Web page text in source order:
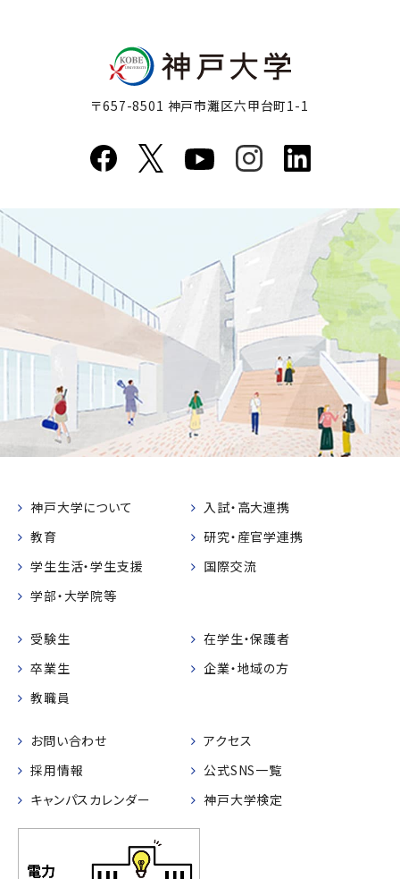
〒657-8501 神戸市灘区六甲台町1-1
神戸大学について
入試・高大連携
教育
研究・産官学連携
学生生活・学生支援
国際交流
学部・大学院等
受験生
在学生・保護者
卒業生
企業・地域の方
教職員
お問い合わせ
アクセス
採用情報
公式SNS一覧
キャンパスカレンダー
神戸大学検定